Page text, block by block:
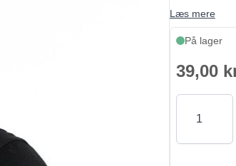
Læs mere
På lager
39,00
Antal